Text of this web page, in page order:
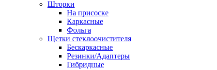
Шторки
На присоске
Каркасные
Фольга
Щетки стеклоочистителя
Бескаркасные
Резинки/Адаптеры
Гибридные